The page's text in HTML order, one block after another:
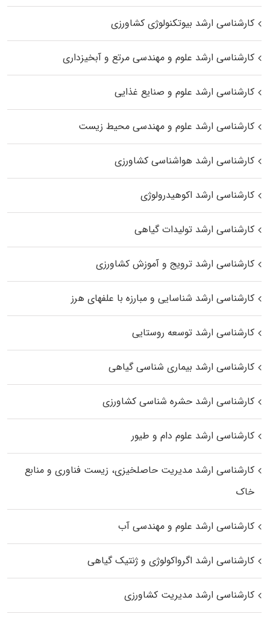
کارشناسی ارشد بیوتکنولوژی کشاورزی
کارشناسی ارشد علوم و مهندسی مرتع و آبخیزداری
کارشناسی ارشد علوم و صنایع غذایی
کارشناسی ارشد علوم و مهندسی محیط زیست
کارشناسی ارشد هواشناسی کشاورزی
کارشناسی ارشد اکوهیدرولوژی
کارشناسی ارشد تولیدات گیاهی
کارشناسی ارشد ترویج و آموزش کشاورزی
کارشناسی ارشد شناسایی و مبارزه با علفهای هرز
کارشناسی ارشد توسعه روستایی
کارشناسی ارشد بیماری‌ شناسی گیاهی
کارشناسی ارشد حشره‌ شناسی کشاورزی
کارشناسی ارشد علوم دام و طیور
کارشناسی ارشد مدیریت حاصلخیزی، زیست فناوری و منابع
خاک
کارشناسی ارشد علوم و مهندسی آب
کارشناسی ارشد اگرواکولوژی و ژنتیک گیاهی
کارشناسی ارشد مدیریت کشاورزی